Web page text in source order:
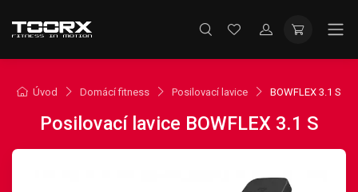
Úvod Domácí fitness Posilovací lavice BOWFLEX 3.1 S
Posilovací lavice BOWFLEX 3.1 S